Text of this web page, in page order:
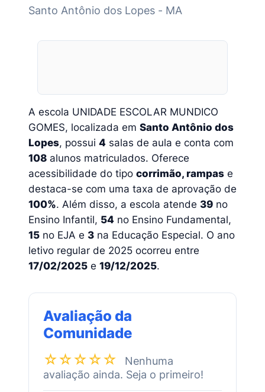
Santo Antônio dos Lopes - MA
A escola UNIDADE ESCOLAR MUNDICO
GOMES, localizada em Santo Antônio dos
Lopes, possui 4 salas de aula e conta com
108 alunos matriculados. Oferece
acessibilidade do tipo corrimão, rampas e
destaca-se com uma taxa de aprovação de
100%. Além disso, a escola atende 39 no
Ensino Infantil, 54 no Ensino Fundamental,
15 no EJA e 3 na Educação Especial. O ano
letivo regular de 2025 ocorreu entre
17/02/2025 e 19/12/2025.
Avaliação da
Comunidade
☆☆☆☆☆
Nenhuma
avaliação ainda. Seja o primeiro!